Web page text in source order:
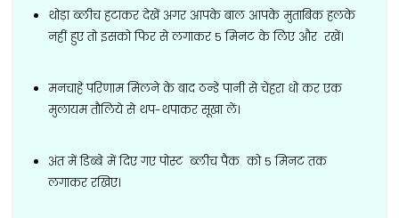
थोड़ा ब्लीच हटाकर देखें अगर आपके बाल आपके मुताबिक हलके
नहीं हुए तो इसको फिर से लगाकर 5 मिनट के लिए और रखें।
मनचाहे परिणाम मिलने के बाद ठन्डे पानी से चेहरा धो कर एक
मुलायम तौलिये से थप-थपाकर सूखा लें।
अंत में डिब्बे में दिए गए पोस्ट ब्लीच पैक को 5 मिनट तक
लगाकर रखिए।